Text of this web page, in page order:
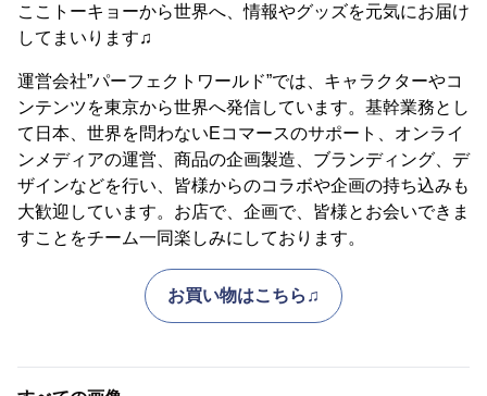
ここトーキョーから世界へ、情報やグッズを元気にお届け
してまいります♫
運営会社”パーフェクトワールド”では、キャラクターやコ
ンテンツを東京から世界へ発信しています。基幹業務とし
て日本、世界を問わないEコマースのサポート、オンライ
ンメディアの運営、商品の企画製造、ブランディング、デ
ザインなどを行い、皆様からのコラボや企画の持ち込みも
大歓迎しています。お店で、企画で、皆様とお会いできま
すことをチーム一同楽しみにしております。
お買い物はこちら♫